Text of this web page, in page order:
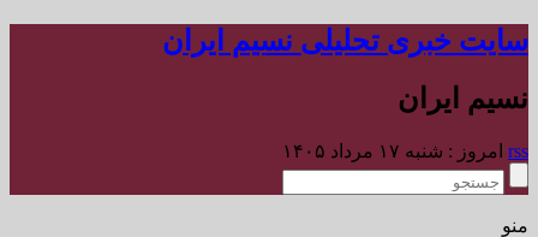
سایت خبری تحلیلی نسیم ایران
نسیم ایران
rss امروز : شنبه ۱۷ مرداد ۱۴۰۵
منو